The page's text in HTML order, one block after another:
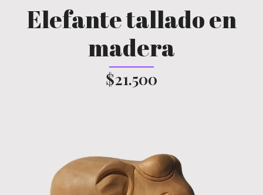
Elefante tallado en
madera
$21.500